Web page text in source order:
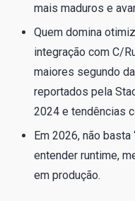
mais maduros e
Quem domina
integração com C/
maiores segundo
reportados pela
2024 e tendências
Em 2026, não
entender runtime,
em produção.